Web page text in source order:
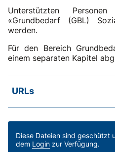
Unterstützten
«Grundbedarf (GBL)
werden.
Für den Bereich
einem separaten Kapitel
URLs
SKOS-Praxisbeispiel
SKOS-RL, Kapitel C.2
Diese Dateien sind geschützt
dem Login zur Verfügung.